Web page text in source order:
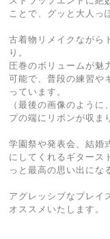
ことで、グッと大人っ
古着物リメイクながら
り。
圧巻のボリュームが魅
可能で、普段の練習や
っています。
（最後の画像のよう
プの端にリボンが収ま
学園祭や発表会、結婚
にしてくれるギタース
っと最高の思い出にな
アグレッシブなプレイ
オススメいたします。